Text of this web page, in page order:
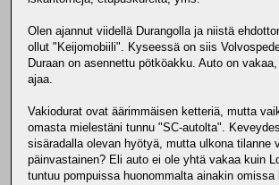
Olen ajannut viidellä Durangolla ja niistä
ollut "Keijomobiili". Kyseessä on siis
Duraan on asennettu pötköakku. Auto on
ajaa.
Vakiodurat ovat äärimmäisen ketteriä, mutta
omasta mielestäni tunnu "SC-autolta".
sisäradalla olevan hyötyä, mutta ulkona tilanne
päinvastainen? Eli auto ei ole yhtä vakaa kuin
tuntuu pompuissa huonommalta ainakin omissa